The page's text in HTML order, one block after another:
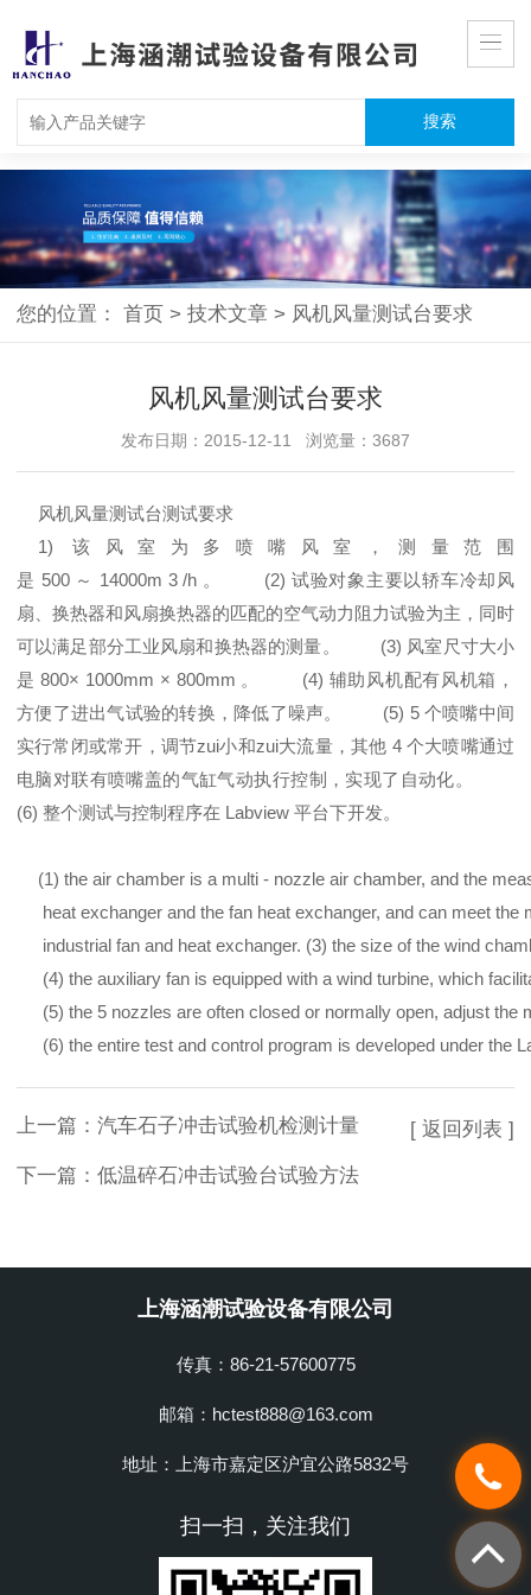
您的位置： 首页 > 技术文章 > 风机风量测试台要求
风机风量测试台要求
发布日期：2015-12-11 浏览量：3687
风机风量测试台测试要求
1) 该风室为多喷嘴风室，测量范围
是 500 ～ 14000m 3 /h 。 (2) 试验对象主要以轿车冷却风
扇、换热器和风扇换热器的匹配的空气动力阻力试验为主，同时
可以满足部分工业风扇和换热器的测量。 (3) 风室尺寸大小
是 800× 1000mm × 800mm 。 (4) 辅助风机配有风机箱，
方便了进出气试验的转换，降低了噪声。 (5) 5 个喷嘴中间
实行常闭或常开，调节zui小和zui大流量，其他 4 个大喷嘴通过
电脑对联有喷嘴盖的气缸气动执行控制，实现了自动化。
(6) 整个测试与控制程序在 Labview 平台下开发。
(1) the air chamber is a multi - nozzle air chamber, and the
heat exchanger and the fan heat exchanger, and can meet the
industrial fan and heat exchanger. (3) the size of the wind
(4) the auxiliary fan is equipped with a wind turbine, which
(5) the 5 nozzles are often closed or normally open, adjust
(6) the entire test and control program is developed under the
上一篇： 汽车石子冲击试验机检测计量
下一篇： 低温碎石冲击试验台试验方法
[ 返回列表 ]
上海涵潮试验设备有限公司
传真：86-21-57600775
邮箱：hctest888@163.com
地址：上海市嘉定区沪宜公路5832号
扫一扫，关注我们